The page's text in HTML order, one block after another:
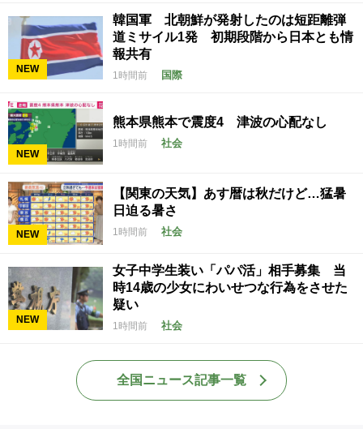
NEW
韓国軍 北朝鮮が発射したのは短距離弾
道ミサイル1発 初期段階から日本とも情
報共有
1時間前 国際
NEW
熊本県熊本で震度4 津波の心配なし
1時間前 社会
NEW
【関東の天気】あす暦は秋だけど…猛暑
日迫る暑さ
1時間前 社会
NEW
女子中学生装い「パパ活」相手募集 当
時14歳の少女にわいせつな行為をさせた
疑い
1時間前 社会
全国ニュース記事一覧